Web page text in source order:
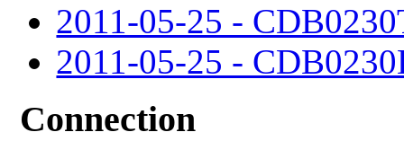
2011-05-25 -
2011-05-25 -
Connection